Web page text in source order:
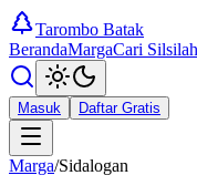
Tarombo Batak
BerandaMargaCari Silsilah
Masuk Daftar Gratis
Marga/Sidalogan